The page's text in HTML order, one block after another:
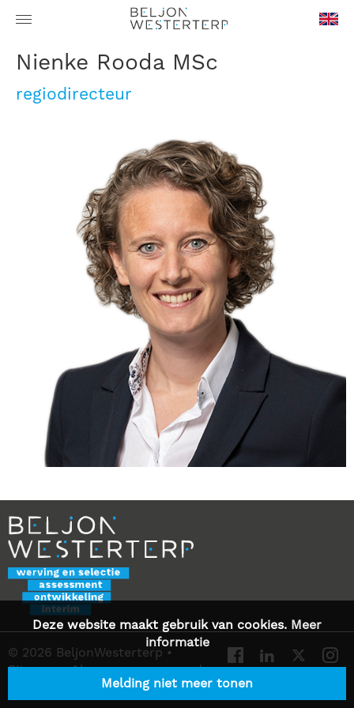
Deze website maakt gebruik van cookies. Meer
informatie
Melding niet meer tonen
Nienke Rooda MSc
regiodirecteur
© 2026 BeljonWesterterp •
Sitemap• Algemene voorwaarden
Privacy Statement• Contact